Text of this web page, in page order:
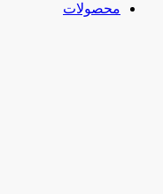
محصولات